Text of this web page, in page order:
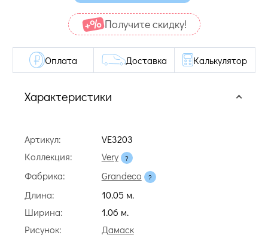
Получите cкидку!
Характеристики
Артикул:
VE3203
Коллекция:
Very
Фабрика:
Grandeco
Длина:
10.05 м.
Ширина:
1.06 м.
Рисунок:
Дамаск
Оплата Доставка Калькулятор